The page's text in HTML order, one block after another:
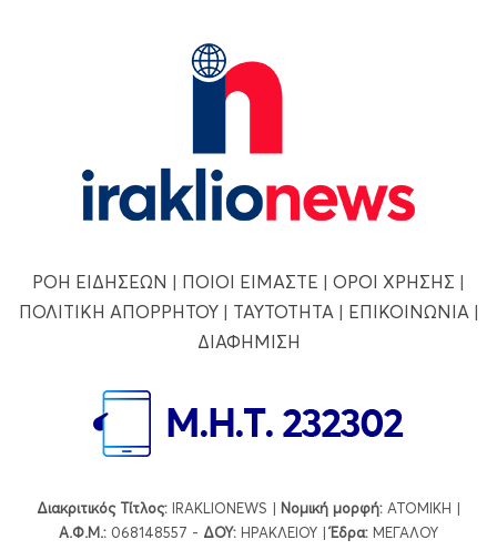
ΡΟΗ ΕΙΔΗΣΕΩΝ | ΠΟΙΟΙ ΕΙΜΑΣΤΕ | ΟΡΟΙ ΧΡΗΣΗΣ |
ΠΟΛΙΤΙΚΗ ΑΠΟΡΡΗΤΟΥ| ΤΑΥΤΟΤΗΤΑ| ΕΠΙΚΟΙΝΩΝΙΑ|
ΔΙΑΦΗΜΙΣΗ
Διακριτικός Τίτλος: IRAKLIONEWS | Νομική μορφή: ΑΤΟΜΙΚΗ |
Α.Φ.Μ.: 068148557 - ΔΟΥ: ΗΡΑΚΛΕΙΟΥ |Έδρα: ΜΕΓΑΛΟΥ